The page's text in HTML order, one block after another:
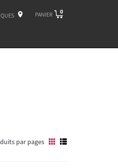
PANIER 0
par pages